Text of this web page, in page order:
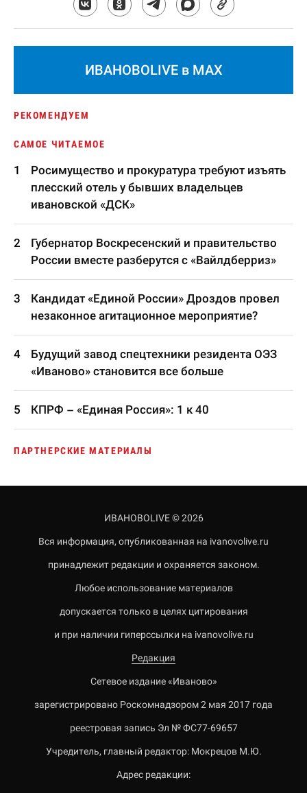
ИВАНОВОLIVE в MAX
РЕКОМЕНДУЕМ
САМОЕ ЧИТАЕМОЕ
Росимущество и прокуратура требуют изъять
плесский отель у бывших владельцев
ивановской «ДСК»
Губернатор Воскресенский и правительство
России вместе разберутся с «Вайлдберриз»
Кандидат «Единой России» Дроздов провел
незаконное агитационное мероприятие?
Будущий завод спецтехники резидента ОЭЗ
«Иваново» становится все больше
КПРФ – «Единая Россия»: 1 к 40
ПАРТНЕРСКИЕ МАТЕРИАЛЫ
ИВАНОВОLIVE © 2026
Вся информация, опубликованная на ivanovolive.ru
принадлежит редакции и охраняется законом.
Любое использование материалов
допускается только в целях цитирования
и при наличии гиперссылки на ivanovolive.ru
Редакция
Сетевое издание «Иваново»
зарегистрировано Роскомнадзором 2 мая 2017 года
реестровая запись Эл № ФС77-69657
Учредитель, главный редактор: Мокрецов М.Ю.
Адрес редакции: